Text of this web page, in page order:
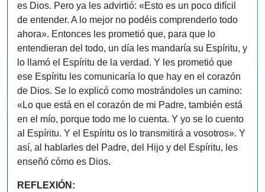
es Dios. Pero ya les advirtió: «Esto es un poco difícil
de entender. A lo mejor no podéis comprenderlo todo
ahora». Entonces les prometió que, para que lo
entendieran del todo, un día les mandaría su Espíritu, y
lo llamó el Espíritu de la verdad. Y les prometió que
ese Espíritu les comunicaría lo que hay en el corazón
de Dios. Se lo explicó como mostrándoles un camino:
«Lo que está en el corazón de mi Padre, también está
en el mío, porque todo me lo cuenta. Y yo se lo cuento
al Espíritu. Y el Espíritu os lo transmitirá a vosotros». Y
así, al hablarles del Padre, del Hijo y del Espíritu, les
enseñó cómo es Dios.
REFLEXIÓN: